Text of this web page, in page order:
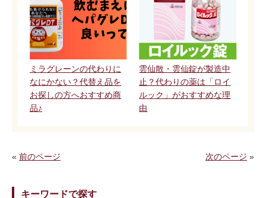
ミラグレーンの代わりに
なにかない？代替え品を
お探しの方へおすすめ商
品♪
雲仙散・雲仙錠が製造中
止？代わりの薬は「ロイ
ルック」がおすすめな理
由
« 前のページ 次のページ »
キーワードで探す